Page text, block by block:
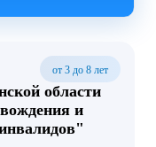
области
и
от 3 до 8 лет